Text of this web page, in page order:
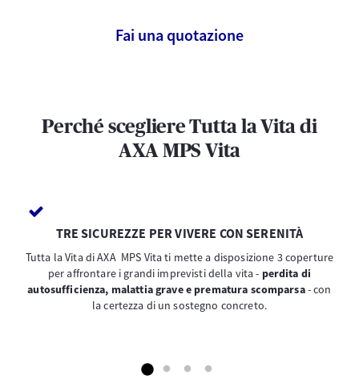
Fai una quotazione
Perché scegliere Tutta la Vita di
AXA MPS Vita
TRE SICUREZZE PER VIVERE CON SERENITÀ
Tutta la Vita di AXA MPS Vita ti mette a disposizione 3 coperture
per affrontare i grandi imprevisti della vita - perdita di
autosufficienza, malattia grave e prematura scomparsa- con
la certezza di un sostegno concreto.